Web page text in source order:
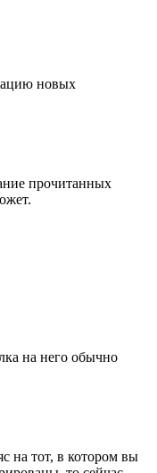
новых
прочитанных
на него обычно
на тот, в котором вы